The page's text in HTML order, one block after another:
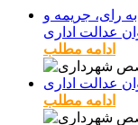
به رای، جریمه و
عدالت اداری
ادامه مطلب
عدالت اداری
ادامه مطلب